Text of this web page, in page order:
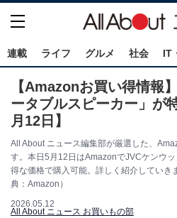
連載 ライフ グルメ 社会 IT
【Amazonお買い得情報
ータブルスピーカー」が
月12日】
All About ニュース編集部が厳選した、
す。本日5月12日はAmazonでJVCケンウ
得な価格で購入可能。詳しく紹介していき
典：Amazon）
2026.05.12
All About ニュース お買いもの部